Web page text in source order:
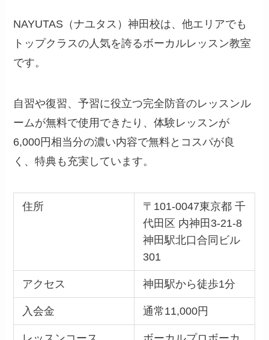
NAYUTAS（ナユタス）神田校は、他エリアでも
トップクラスの人気を誇るボーカルレッスン教室
です。
自習や復習、予習に役立つ完全防音のレッスンル
ームが無料で使用できたり、体験レッスンが
6,000円相当分の濃い内容で無料とコスパが良
く、特典も充実しています。
住所
〒101-0047東京都 千
代田区 内神田3-21-8
神田駅北口合同ビル
301
アクセス 神田駅から徒歩1分
入会金 通常11,000円